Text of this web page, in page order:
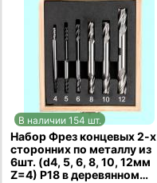
В наличии 154 шт.
Набор Фрез концевых 2-х
сторонних по металлу из
6шт. (d4, 5, 6, 8, 10, 12мм
Z=4) Р18 в деревянном